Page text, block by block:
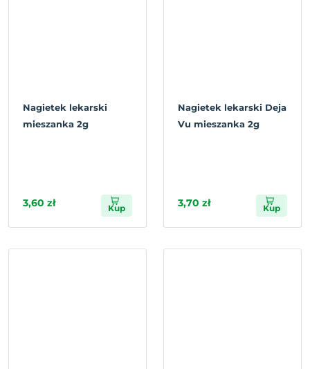
Nagietek lekarski
mieszanka 2g
3,60 zł Kup
Nagietek lekarski Deja
Vu mieszanka 2g
3,70 zł Kup